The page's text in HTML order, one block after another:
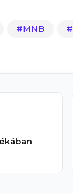
MNB